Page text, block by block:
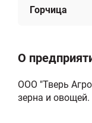
Горчица
О
ООО "Тверь
зерна и овощей.